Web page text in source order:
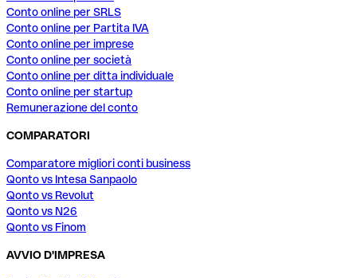
Conto online per SRLS
Conto online per Partita IVA
Conto online per imprese
Conto online per società
Conto online per ditta individuale
Conto online per startup
Remunerazione del conto
COMPARATORI
Comparatore migliori conti business
Qonto vs Intesa Sanpaolo
Qonto vs Revolut
Qonto vs N26
Qonto vs Finom
AVVIO D'IMPRESA